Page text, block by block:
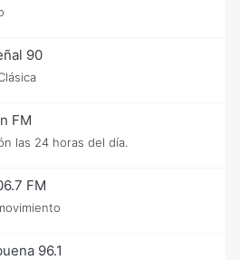
90
FM
las 24 horas del día.
FM
96.1